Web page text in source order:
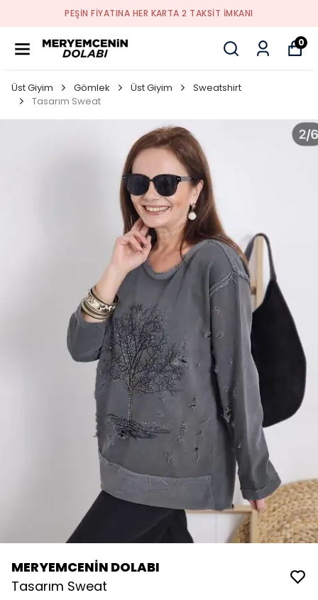
PEŞİN FİYATINA HER KARTA 2 TAKSİT İMKANI
0
Üst Giyim Gömlek Üst Giyim
Sweatshirt
Tasarım Sweat
MERYEMCENİN DOLABI
Tasarım Sweat